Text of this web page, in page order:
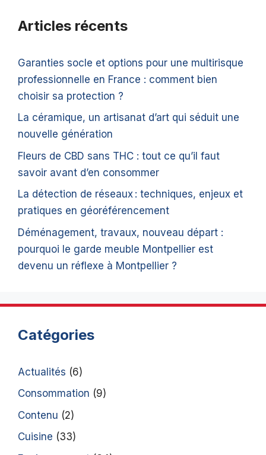
Articles récents
Garanties socle et options pour une multirisque
professionnelle en France : comment bien
choisir sa protection ?
La céramique, un artisanat d’art qui séduit une
nouvelle génération
Fleurs de CBD sans THC : tout ce qu’il faut
savoir avant d’en consommer
La détection de réseaux : techniques, enjeux et
pratiques en géoréférencement
Déménagement, travaux, nouveau départ :
pourquoi le garde meuble Montpellier est
devenu un réflexe à Montpellier ?
Catégories
Actualités (6)
Consommation (9)
Contenu (2)
Cuisine (33)